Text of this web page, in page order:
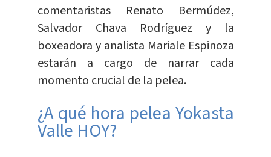
comentaristas Renato Bermúdez,
Salvador Chava Rodríguez y la
boxeadora y analista Mariale Espinoza
estarán a cargo de narrar cada
momento crucial de la pelea.
¿A qué hora pelea Yokasta
Valle HOY?